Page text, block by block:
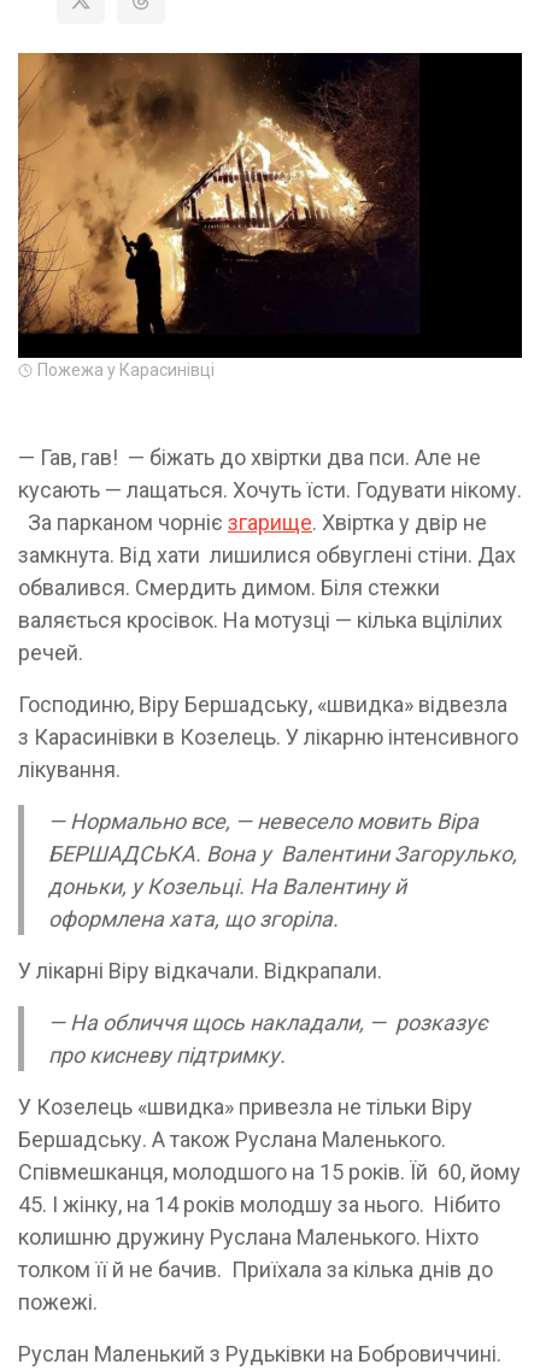
Пожежа у Карасинівці
— Гав, гав! — біжать до хвіртки два пси. Але не
кусають — лащаться. Хочуть їсти. Годувати нікому.
За парканом чорніє згарище. Хвіртка у двір не
замкнута. Від хати лишилися обвуглені стіни. Дах
обвалився. Смердить димом. Біля стежки
валяється кросівок. На мотузці — кілька вцілілих
речей.
Господиню, Віру Бершадську, «швидка» відвезла
з Карасинівки в Козелець. У лікарню інтенсивного
лікування.
— Нормально все, — невесело мовить Віра
БЕРШАДСЬКА. Вона у Валентини Загорулько,
доньки, у Козельці. На Валентину й
оформлена хата, що згоріла.
У лікарні Віру відкачали. Відкрапали.
— На обличчя щось накладали, — розказує
про кисневу підтримку.
У Козелець «швидка» привезла не тільки Віру
Бершадську. А також Руслана Маленького.
Співмешканця, молодшого на 15 років. Їй 60, йому
45. І жінку, на 14 років молодшу за нього. Нібито
колишню дружину Руслана Маленького. Ніхто
толком її й не бачив. Приїхала за кілька днів до
пожежі.
Руслан Маленький з Рудьківки на Бобровиччині.